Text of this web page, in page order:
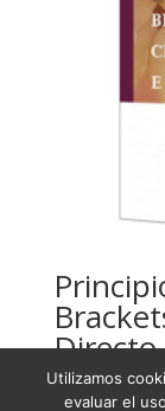
USD160,08
Utilizamos
evaluar el